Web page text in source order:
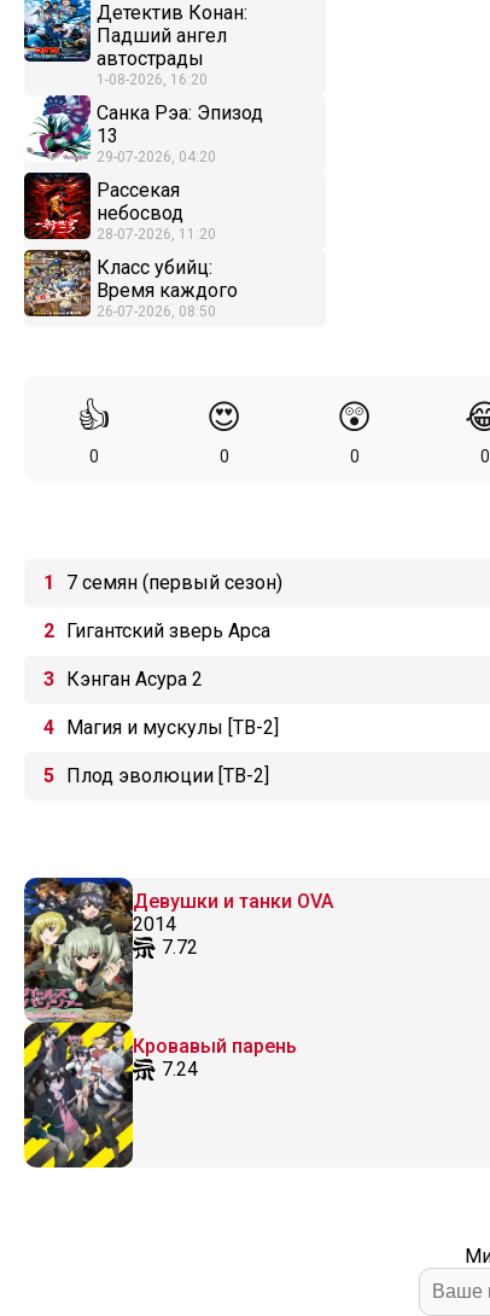
Детектив Конан:
Падший ангел
автострады
1-08-2026, 16:20
Санка Рэа: Эпизод
13
29-07-2026, 04:20
Рассекая
небосвод
28-07-2026, 11:20
Класс убийц:
Время каждого
26-07-2026, 08:50
👍
0
😍
0
😲
0 0
7 семян (первый сезон)
Гигантский зверь Арса
Кэнган Асура 2
Магия и мускулы [ТВ-2]
Плод эволюции [ТВ-2]
Девушки и танки OVA
2014
7.72
Кровавый парень
7.24